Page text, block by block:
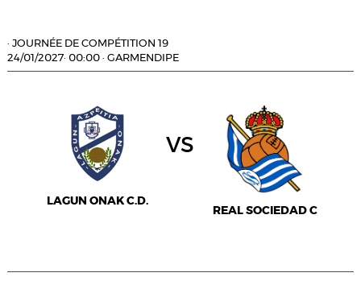
· JOURNÉE DE COMPÉTITION 19
24/01/2027· 00:00 · GARMENDIPE
LAGUN ONAK C.D.
vs
REAL SOCIEDAD C